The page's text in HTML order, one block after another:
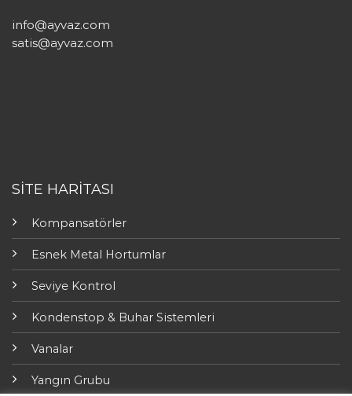
info@ayvaz.com
satis@ayvaz.com
SİTE HARİTASI
Kompansatörler
Esnek Metal Hortumlar
Seviye Kontrol
Kondenstop & Buhar Sistemleri
Vanalar
Yangın Grubu